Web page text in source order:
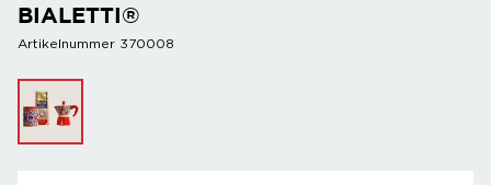
BIALETTI®
Artikelnummer 370008